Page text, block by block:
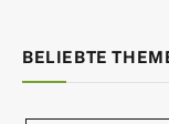
BELIEBTE